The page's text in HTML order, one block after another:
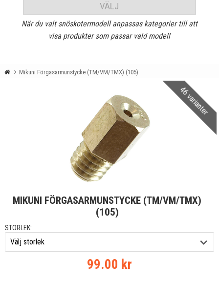
VÄLJ
När du valt snöskotermodell anpassas kategorier till att
visa produkter som passar vald modell
Mikuni Förgasarmunstycke (TM/VM/TMX) (105)
46 varianter
MIKUNI FÖRGASARMUNSTYCKE (TM/VM/TMX)
(105)
STORLEK:
99.00 kr